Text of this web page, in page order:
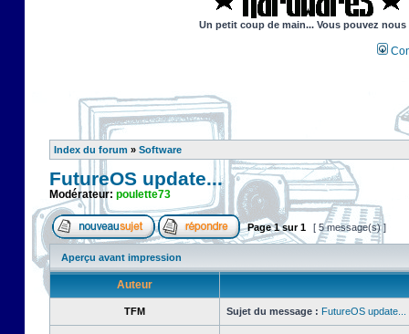
Un petit coup de main... Vous pouvez
Index du forum » Software
FutureOS update...
Modérateur: poulette73
Page1sur1 [ 5 message(s) ]
Aperçu avant impression
Auteur
TFM Sujet du message : FutureOS update...